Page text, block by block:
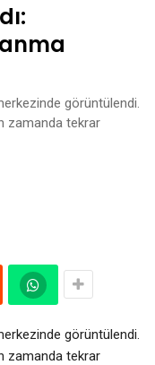
görüntülendi.
zamanda tekrar
görüntülendi.
zamanda tekrar